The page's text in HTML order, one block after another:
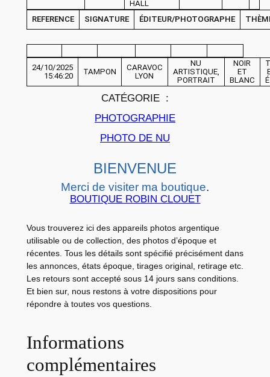
n
F
M
R
T
I
S
T
I
U
A
HALL
REFERENCE SIGNATURE ÉDITEUR/PHOTOGRAPHE
24/10/2025
15:46:20
TAMPON
CARAVOC
LYON
NU
ARTISTIQUE,
PORTRAIT
NOIR
ET
BLANC
CATÉGORIE :
PHOTOGRAPHIE
PHOTO DE NU
BIENVENUE
Merci de visiter ma boutique.
BOUTIQUE ROBIN CLOUET
Vous trouverez ici des appareils photos argentique
utilisable ou de collection, des photos d’époque et
récentes. Tous les détails sont spécifié précisément dans
les annonces, états époque, tirages original, retirage etc.
Les retours sont accepté sous 14 jours sans conditions.
Et bien sur, nous restons à votre dispositions pour
répondre à toutes vos questions.
Informations
complémentaires